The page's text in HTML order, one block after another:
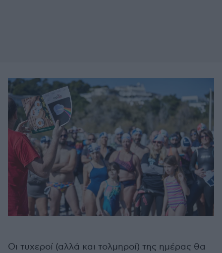
Οι τυχεροί (αλλά και τολμηροί) της ημέρας θα